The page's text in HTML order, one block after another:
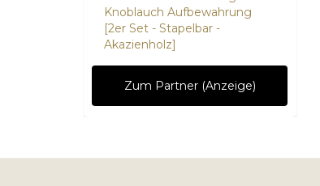
Knoblauch Aufbewahrung
[2er Set - Stapelbar -
Akazienholz]
Zum Partner (Anzeige)